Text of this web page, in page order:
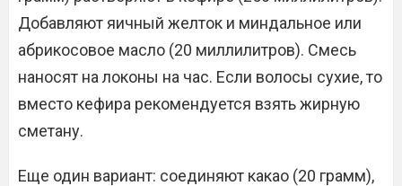
Добавляют яичный желток и миндальное или
абрикосовое масло (20 миллилитров). Смесь
наносят на локоны на час. Если волосы сухие, то
вместо кефира рекомендуется взять жирную
сметану.
Еще один вариант: соединяют какао (20 грамм),